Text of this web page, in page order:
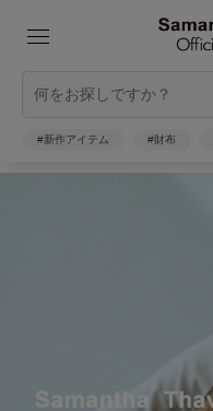
#新作アイテム #財布